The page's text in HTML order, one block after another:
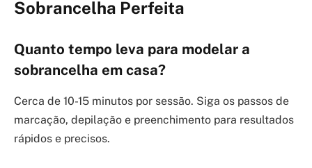
Sobrancelha Perfeita
Quanto tempo leva para modelar a
sobrancelha em casa?
Cerca de 10-15 minutos por sessão. Siga os passos de
marcação, depilação e preenchimento para resultados
rápidos e precisos.